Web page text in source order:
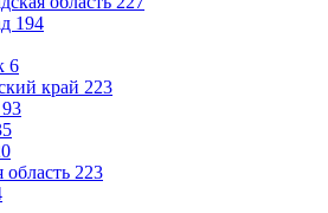
194
6
край 223
93
область 223